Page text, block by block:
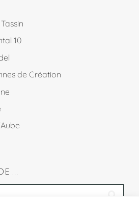
10
de Création
…